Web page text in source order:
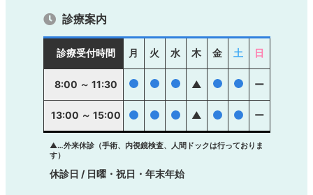
診療案内
診療受付時間 月 火 水 木 金 土 日
8:00 ～ 11:30 ● ● ● ▲ ● ● ー
13:00 ～ 15:00 ● ● ● ▲ ● ● ー
▲…外来休診（手術、内視鏡検査、人間ドックは行っておりま
す）
休診日 / 日曜・祝日・年末年始